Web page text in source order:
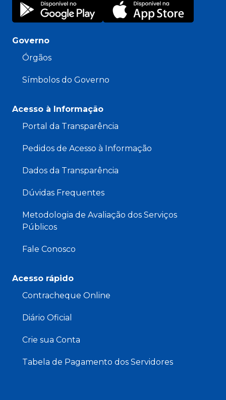
Governo
Órgãos
Símbolos do Governo
Acesso à Informação
Portal da Transparência
Pedidos de Acesso à Informação
Dados da Transparência
Dúvidas Frequentes
Metodologia de Avaliação dos Serviços
Públicos
Fale Conosco
Acesso rápido
Contracheque Online
Diário Oficial
Crie sua Conta
Tabela de Pagamento dos Servidores